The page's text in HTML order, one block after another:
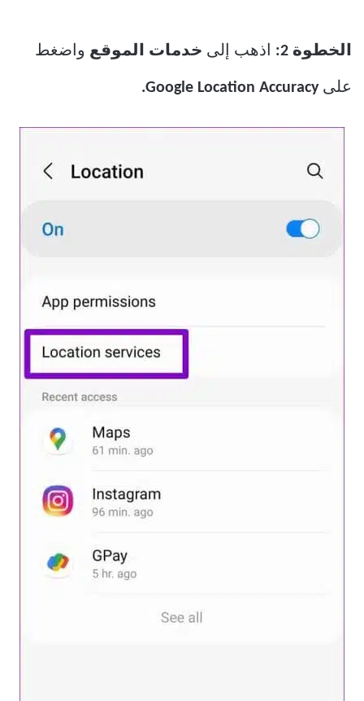
الخطوة 2: اذهب إلى خدمات الموقع واضغط
على Google Location Accuracy.